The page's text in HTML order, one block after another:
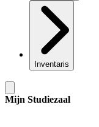
Inventaris
Mijn Studiezaal